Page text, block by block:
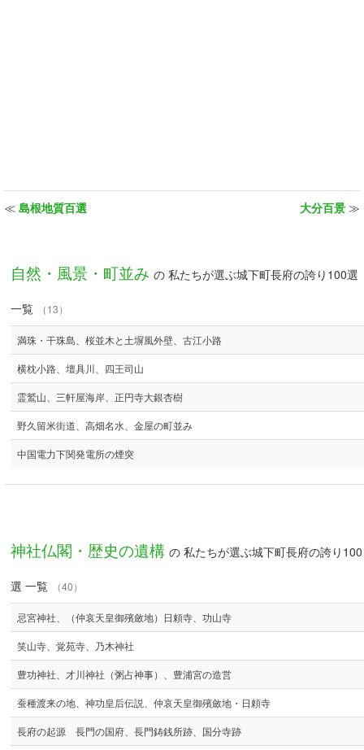
≪ 島根地質百選 大分百景 ≫
自然・風景・町並み の 私たちが選ぶ城下町長府の誇り100選
一覧 （13）
満珠・干珠島、桜並木と土塀風外壁、古江小路
横枕小路、壇具川、四王司山
霊鷲山、三軒屋海岸、正円寺大銀杏樹
野久留米街道、高畑名水、金屋の町並み
中国電力下関発電所の煙突
神社仏閣・歴史の遺構 の 私たちが選ぶ城下町長府の誇り100
選 一覧 （40）
忌宮神社、（仲哀天皇御殯斂地）日頼寺、功山寺
笑山寺、覚苑寺、乃木神社
豊功神社、才川神社（粥占神事）、豊浦宮の造営
蚕種渡来の地、神功皇后伝説、仲哀天皇御殯斂地・日頼寺
長府の起源 長門の国府、長門鋳銭所跡、国分寺跡